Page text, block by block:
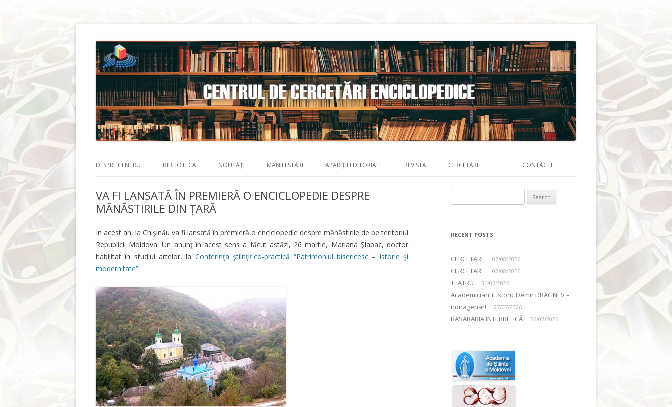
DESPRE CENTRU BIBLIOTECA NOUTĂȚI MANIFESTĂRI APARIȚII EDITORIALE REVISTA CERCETĂRI CONTACTE
VA FI LANSATĂ ÎN PREMIERĂ O ENCICLOPEDIE DESPRE
MĂNĂSTIRILE DIN ȚARĂ
In acest an, la Chişinău va fi lansată în premieră o enciclopedie despre mănăstirile de pe teritoriul
Republicii Moldova. Un anunţ în acest sens a făcut astăzi, 26 martie, Mariana Şlapac, doctor
habilitat în studiul artelor, la Conferinţa ştiinţifico-practică “Patrimoniul bisericesc – istorie şi
modernitate”.
RECENT POSTS
CERCETARE 07/08/2026
CERCETARE 07/08/2026
TEATRU 31/07/2026
Academicianul istoric Demir DRAGNEV –
nonagenar!
27/07/2026
BASARABIA INTERBELICĂ 26/07/2026